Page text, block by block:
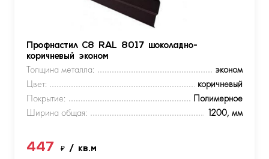
Профнастил С8 RAL 8017 шоколадно-
коричневый эконом
Толщина металла:
эконом
Цвет:
коричневый
Покрытие:
Полимерное
Ширина общая:
1200, мм
447 ₽ / кв.м